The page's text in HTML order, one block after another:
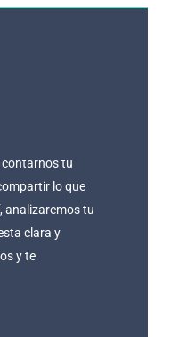
tu
lo que
analizaremos tu
clara y
y te